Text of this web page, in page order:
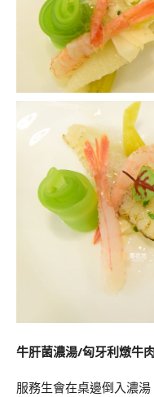
牛肝菌濃湯/匈牙利燉牛
服務生會在桌邊倒入濃